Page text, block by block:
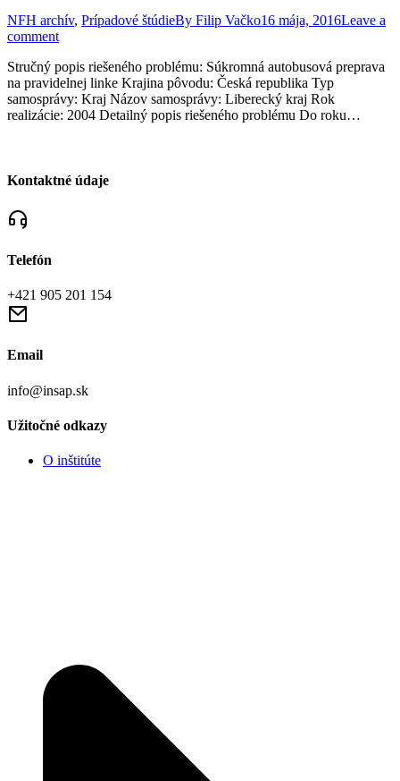
NFH archív, Prípadové štúdieBy Filip Vačko16 mája, 2016Leave a
comment
Stručný popis riešeného problému: Súkromná autobusová preprava
na pravidelnej linke Krajina pôvodu: Česká republika Typ
samosprávy: Kraj Názov samosprávy: Liberecký kraj Rok
realizácie: 2004 Detailný popis riešeného problému Do roku…
Kontaktné údaje
Telefón
+421 905 201 154
Email
info@insap.sk
Užitočné odkazy
O inštitúte